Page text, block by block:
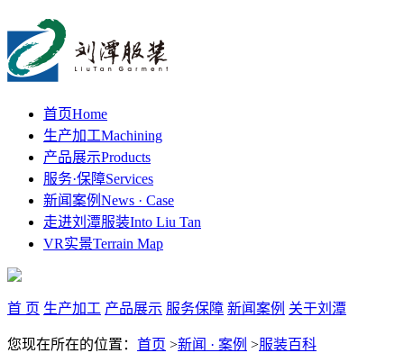
首页Home
生产加工Machining
产品展示Products
服务·保障Services
新闻案例 News · Case
走进刘潭服装Into Liu Tan
VR实景Terrain Map
首 页 生产加工 产品展示 服务保障 新闻案例 关于刘潭
您现在所在的位置： 首页 >新闻 · 案例 >服装百科